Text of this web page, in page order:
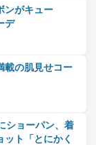
ンがキュー
デ
載の肌見せコー
ショーパン、着
ト「とにかく